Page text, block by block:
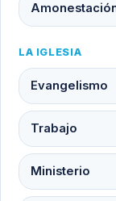
LA IGLESIA
Evangelismo
Trabajo
Ministerio